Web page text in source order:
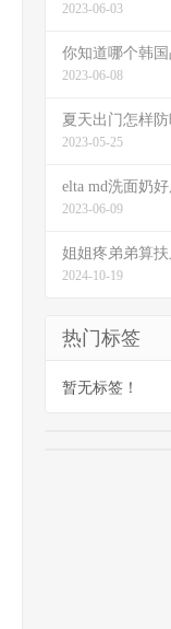
2023-06-03
你知道哪个韩
2023-06-08
夏天出门怎样防
2023-05-25
elta md洗面奶好
2023-06-09
姐姐疼弟弟算扶
2024-10-19
热门标签
暂无标签！